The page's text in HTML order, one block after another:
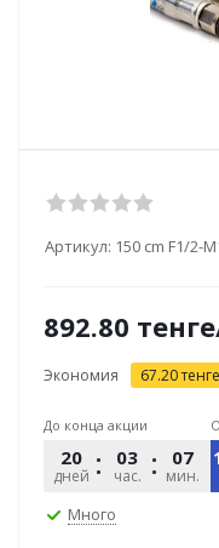
Артикул: 150 cm F1/2-
892.80 тенге
Экономия 67.20тенге
До конца акции
20
дней
03
час.
07
мин.
Много